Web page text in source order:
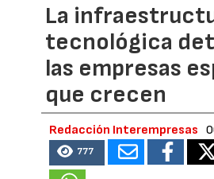
La
tecnológica
las empresas
que crecen
Redacción Interempresas
777